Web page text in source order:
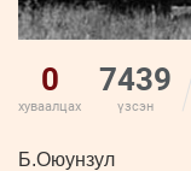
0
хуваалцах
7439
үзсэн
Б.Оюунзул